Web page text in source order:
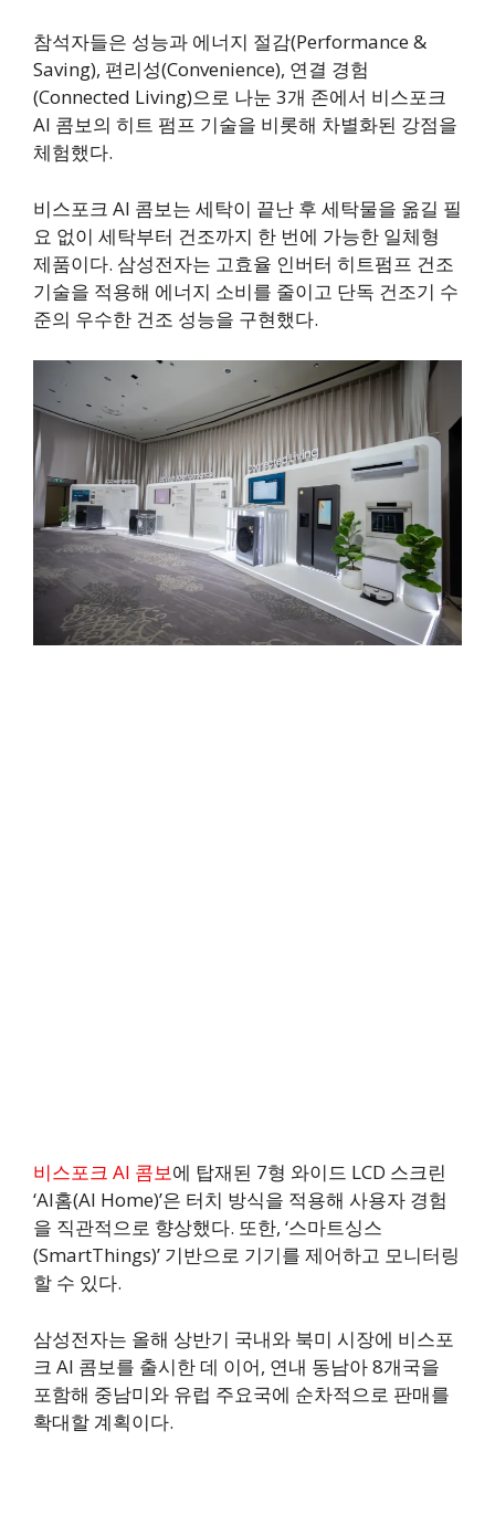
참석자들은 성능과 에너지 절감(Performance &
Saving), 편리성(Convenience), 연결 경험
(Connected Living)으로 나눈 3개 존에서 비스포크
AI 콤보의 히트 펌프 기술을 비롯해 차별화된 강점을
체험했다.
비스포크 AI 콤보는 세탁이 끝난 후 세탁물을 옮길 필
요 없이 세탁부터 건조까지 한 번에 가능한 일체형
제품이다. 삼성전자는 고효율 인버터 히트펌프 건조
기술을 적용해 에너지 소비를 줄이고 단독 건조기 수
준의 우수한 건조 성능을 구현했다.
비스포크 AI 콤보에 탑재된 7형 와이드 LCD 스크린
‘AI홈(AI Home)’은 터치 방식을 적용해 사용자 경험
을 직관적으로 향상했다. 또한, ‘스마트싱스
(SmartThings)’ 기반으로 기기를 제어하고 모니터링
할 수 있다.
삼성전자는 올해 상반기 국내와 북미 시장에 비스포
크 AI 콤보를 출시한 데 이어, 연내 동남아 8개국을
포함해 중남미와 유럽 주요국에 순차적으로 판매를
확대할 계획이다.